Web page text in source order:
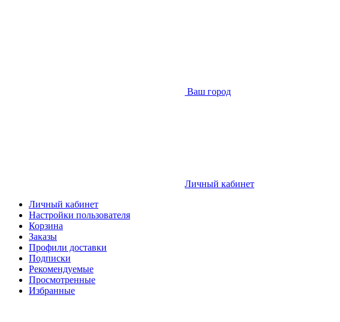
Ваш город
Личный кабинет
Личный кабинет
Настройки пользователя
Корзина
Заказы
Профили доставки
Подписки
Рекомендуемые
Просмотренные
Избранные